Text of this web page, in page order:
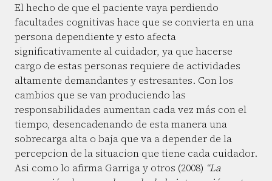
El hecho de que el paciente vaya perdiendo
facultades cognitivas hace que se convierta en una
persona dependiente y esto afecta
significativamente al cuidador, ya que hacerse
cargo de estas personas requiere de actividades
altamente demandantes y estresantes. Con los
cambios que se van produciendo las
responsabilidades aumentan cada vez más con el
tiempo, desencadenando de esta manera una
sobrecarga alta o baja que va a depender de la
percepcion de la situacion que tiene cada cuidador.
Asi como lo afirma Garriga y otros (2008) “La